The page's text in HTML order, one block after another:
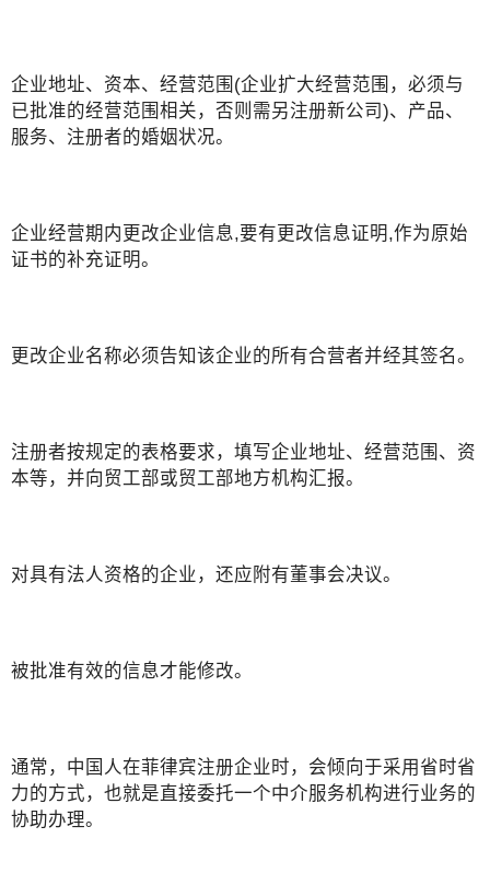
企业地址、资本、经营范围(企业扩大经营范围，必须与
已批准的经营范围相关，否则需另注册新公司)、产品、
服务、注册者的婚姻状况。
企业经营期内更改企业信息,要有更改信息证明,作为原始
证书的补充证明。
更改企业名称必须告知该企业的所有合营者并经其签名。
注册者按规定的表格要求，填写企业地址、经营范围、资
本等，并向贸工部或贸工部地方机构汇报。
对具有法人资格的企业，还应附有董事会决议。
被批准有效的信息才能修改。
通常，中国人在菲律宾注册企业时，会倾向于采用省时省
力的方式，也就是直接委托一个中介服务机构进行业务的
协助办理。